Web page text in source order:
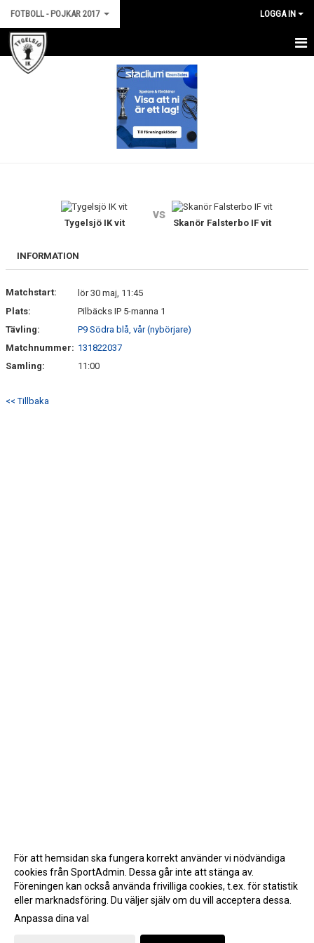
FOTBOLL - POJKAR 2017 LOGGA IN
HEM
DOKUMENT
Tygelsjö IK vit
vs
Skanör Falsterbo IF vit
INFORMATION
Matchstart:
lör 30 maj, 11:45
Plats:
Pilbäcks IP 5-manna 1
Tävling:
P9 Södra blå, vår (nybörjare)
Matchnummer: 131822037
Samling:
11:00
<< Tillbaka
Gå till Webbversion
För att hemsidan ska fungera korrekt använder vi nödvändiga
cookies från SportAdmin. Dessa går inte att stänga av.
Föreningen kan också använda frivilliga cookies, t.ex. för statistik
eller marknadsföring. Du väljer själv om du vill acceptera dessa.
Anpassa dina val